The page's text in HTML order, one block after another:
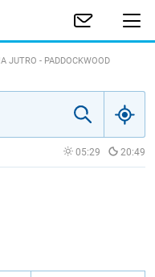
JUTRO - PADDOCKWOOD
05:29 20:49